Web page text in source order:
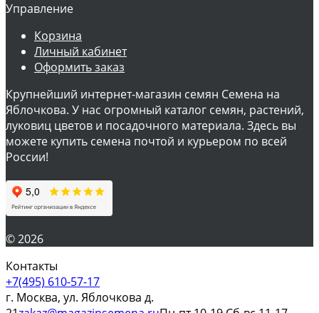
Управление
Корзина
Личный кабинет
Оформить заказ
Крупнейший интернет-магазин семян Семена на
Яблочкова. У нас огромный каталог семян, растений,
луковиц цветов и посадочного материала. Здесь вы
можете купить семена почтой и курьером по всей
России!
© 2026
Контакты
+7(495) 610-57-17
г. Москва, ул. Яблочкова д.